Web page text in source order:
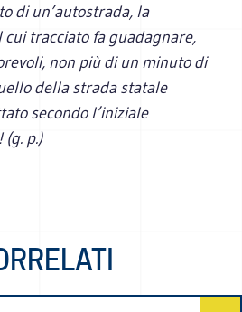
di un’autostrada, la
cui tracciato fa guadagnare,
non più di un minuto di
della strada statale
secondo l’iniziale
p.)